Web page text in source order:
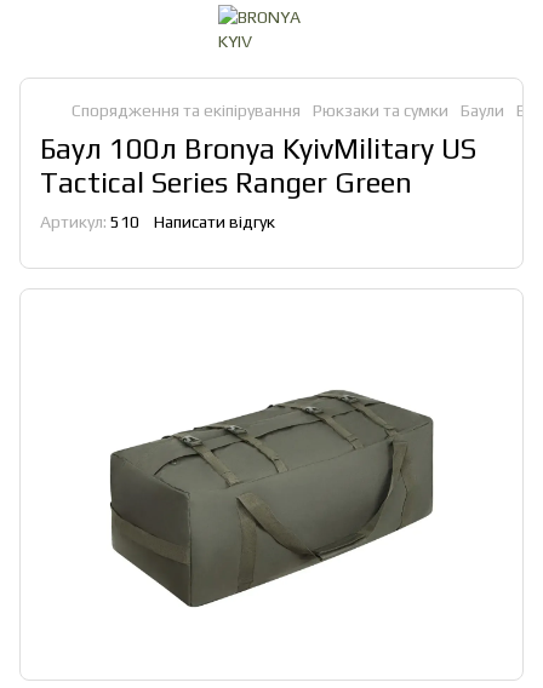
Спорядження та екіпірування Рюкзаки та сумки Баули
Баул 100л Bronya KyivMilitary US
Tactical Series Ranger Green
Артикул: 510 Написати відгук